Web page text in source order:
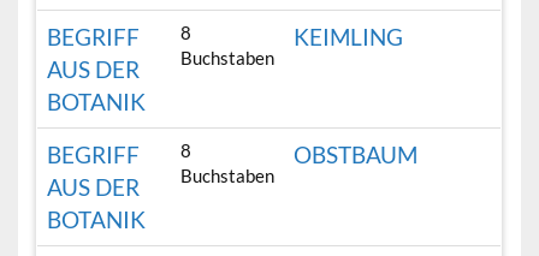
BEGRIFF
AUS DER
BOTANIK
8
Buchstaben
KEIMLING
BEGRIFF
AUS DER
BOTANIK
8
Buchstaben
OBSTBAUM